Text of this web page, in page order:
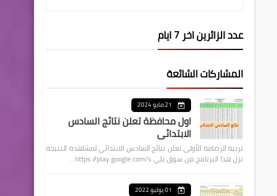
عدد الزائرين اخر 7 ايام
المشاركات الشائعة
21 مايو 2024
اول محافظة تعلن نتائج السادس
الابتدائي
تربية الرصافة الأولى تعلن نتائج السادس الابتدائي لمشاهدة النتيجة
نزل هذا البرنامج من سوق بلي https://play.google.com/s…
01 يوليو 2022